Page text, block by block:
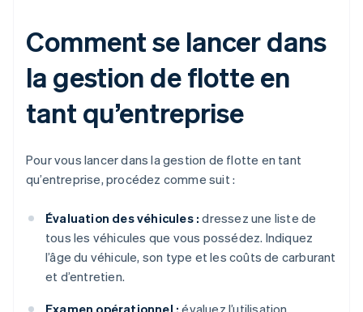
Comment se lancer dans
la gestion de flotte en
tant qu’entreprise
Pour vous lancer dans la gestion de flotte en tant
qu’entreprise, procédez comme suit :
Évaluation des véhicules : dressez une liste de
tous les véhicules que vous possédez. Indiquez
l’âge du véhicule, son type et les coûts de carburant
et d’entretien.